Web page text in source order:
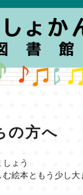
の方へ
ょう
絵本ともう少し